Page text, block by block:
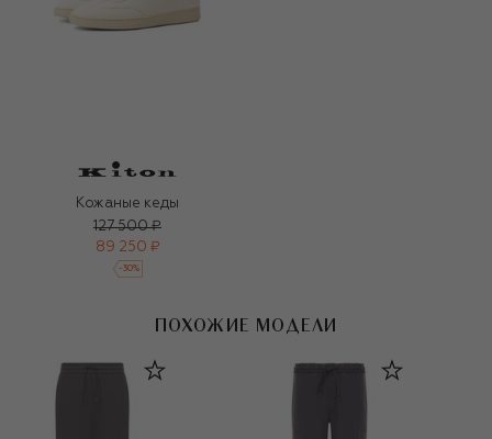
Кожаные кеды
127 500 ₽
89 250 ₽
-30%
ПОХОЖИЕ МОДЕЛИ